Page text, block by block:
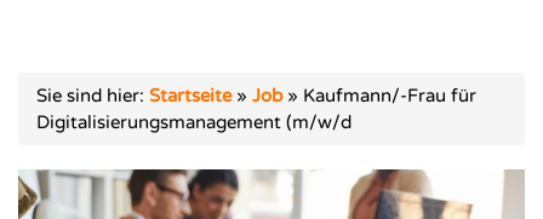
Sie sind hier: Startseite» Job» Kaufmann/-Frau für
Digitalisierungsmanagement (m/w/d